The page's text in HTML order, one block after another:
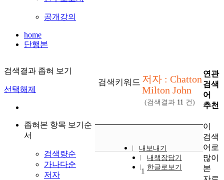
공개강의
home
단행본
검색결과 좁혀 보기
선택해제
좁혀본 항목 보기순
서
검색량순
가나다순
저자
검색키워드 저자 : Chatton
Milton John
(검색결과 11 건)
내보내기
내책장담기
한글로보기
1
연관
검색
어
추천
이
검색
어로
많이
본